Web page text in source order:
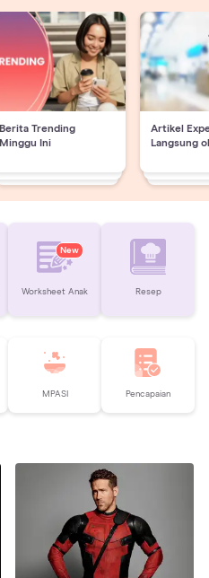
Berita Trending
Minggu Ini
Artikel
Langsung
New
Worksheet Anak Resep
MPASI Pencapaian